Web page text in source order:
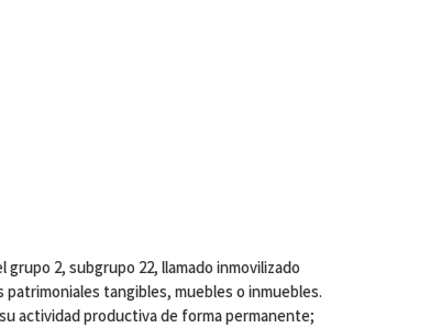
grupo 2, subgrupo 22, llamado inmovilizado
tangibles, muebles o inmuebles.
actividad productiva de forma permanente;